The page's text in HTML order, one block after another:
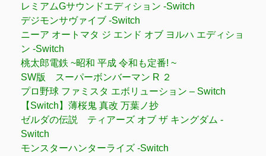
レミアムGサウンドエディション -Switch
デジモンサヴァイブ -Switch
ニーア オートマタ ジ エンド オブ ヨルハ エディショ
ン -Switch
桃太郎電鉄 ~昭和 平成 令和も定番! ~
SW版 スーパーボンバーマン R ２
プロ野球 ファミスタ エボリューション – Switch
【Switch】薄桜鬼 真改 万葉ノ抄
ゼルダの伝説 ティアーズ オブ ザ キングダム -
Switch
モンスターハンターライズ -Switch